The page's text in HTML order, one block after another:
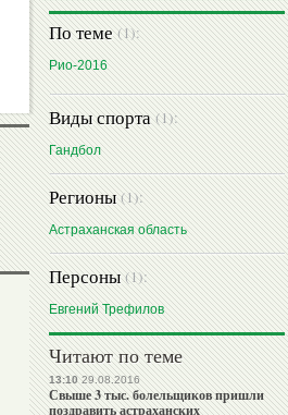
По теме(1):
Рио-2016
Виды спорта(1):
Гандбол
Регионы(1):
Астраханская область
Персоны(1):
Евгений Трефилов
Читают по теме
13:1029.08.2016
Свыше 3 тыс. болельщиков пришли
поздравить астраханских